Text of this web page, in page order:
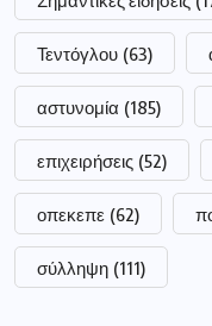
Τεντόγλου (63)
αστυνομία (185)
επιχειρήσεις (52)
οπεκεπε (62)
σύλληψη (111)